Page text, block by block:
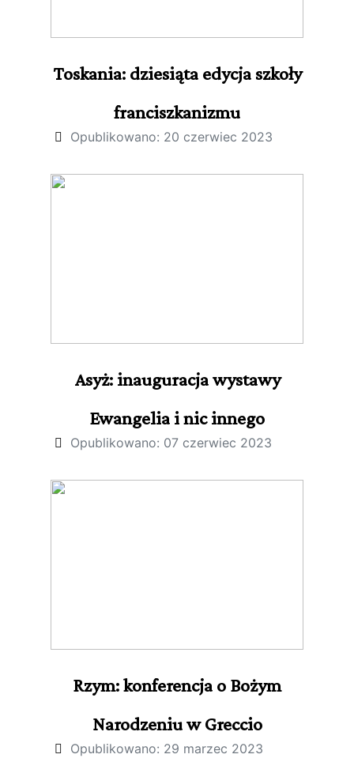
Toskania: dziesiąta edycja szkoły
franciszkanizmu
Opublikowano: 20 czerwiec 2023
Asyż: inauguracja wystawy
Ewangelia i nic innego
Opublikowano: 07 czerwiec 2023
Rzym: konferencja o Bożym
Narodzeniu w Greccio
Opublikowano: 29 marzec 2023